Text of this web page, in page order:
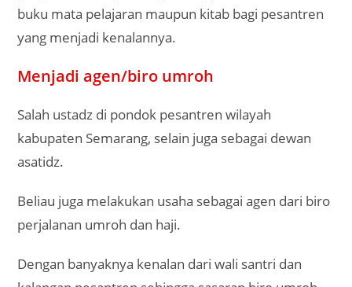
buku mata pelajaran maupun kitab bagi pesantren
yang menjadi kenalannya.
Menjadi agen/biro umroh
Salah ustadz di pondok pesantren wilayah
kabupaten Semarang, selain juga sebagai dewan
asatidz.
Beliau juga melakukan usaha sebagai agen dari biro
perjalanan umroh dan haji.
Dengan banyaknya kenalan dari wali santri dan